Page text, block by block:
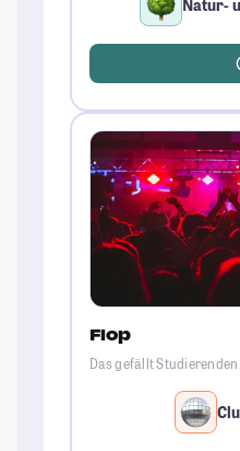
Natur-
Flop
Das gefällt